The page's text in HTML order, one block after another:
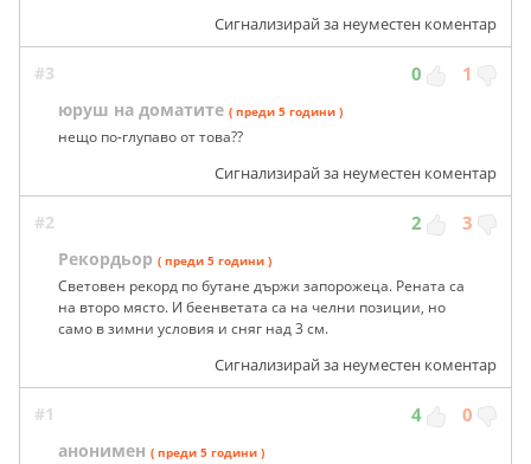
Сигнализирай за неуместен коментар
#3 0 1
юруш на доматите ( преди 5 години )
нещо по-глупаво от това??
Сигнализирай за неуместен коментар
#2 2 3
Рекордьор ( преди 5 години )
Световен рекорд по бутане държи запорожеца. Рената са
на второ място. И беенветата са на челни позиции, но
само в зимни условия и сняг над 3 см.
Сигнализирай за неуместен коментар
#1 4 0
анонимен ( преди 5 години )